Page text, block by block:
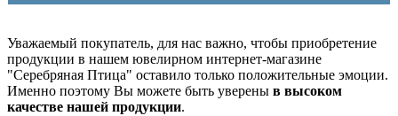
Уважаемый покупатель, для нас важно, чтобы приобретение
продукции в нашем ювелирном интернет-магазине
"Серебряная Птица" оставило только положительные эмоции.
Именно поэтому Вы можете быть уверены в высоком
качестве нашей продукции.